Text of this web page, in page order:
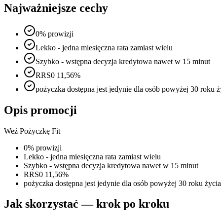
Najważniejsze cechy
0% prowizji
Lekko - jedna miesięczna rata zamiast wielu
Szybko - wstępna decyzja kredytowa nawet w 15 minut
RRS0 11,56%
pożyczka dostępna jest jedynie dla osób powyżej 30 roku
Opis promocji
Weź Pożyczkę Fit
0% prowizji
Lekko - jedna miesięczna rata zamiast wielu
Szybko - wstępna decyzja kredytowa nawet w 15 minut
RRS0 11,56%
pożyczka dostępna jest jedynie dla osób powyżej 30 roku życia
Jak skorzystać — krok po kroku